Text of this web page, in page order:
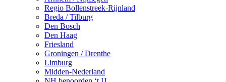
Regio Bollenstreek-Rijnland
Breda / Tilburg
Den Bosch
Den Haag
Friesland
Groningen / Drenthe
Limburg
Midden-Nederland